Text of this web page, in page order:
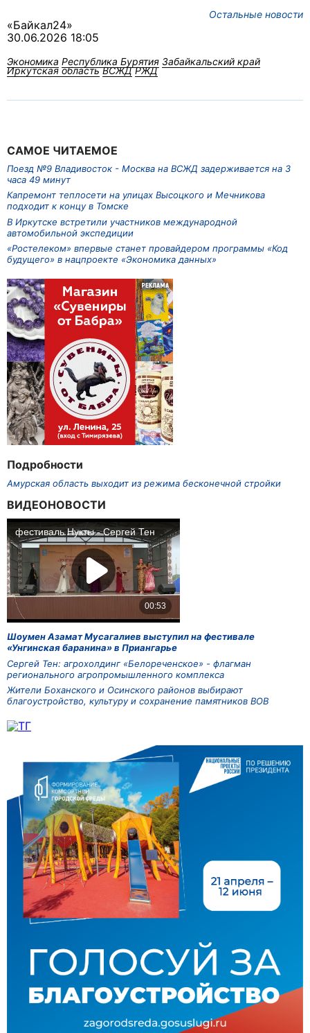
Остальные новости
«Байкал24»
30.06.2026 18:05
Экономика Республика Бурятия Забайкальский край
Иркутская область ВСЖД РЖД
САМОЕ ЧИТАЕМОЕ
Поезд №9 Владивосток - Москва на ВСЖД задерживается на 3
часа 49 минут
Капремонт теплосети на улицах Высоцкого и Мечникова
подходит к концу в Томске
В Иркутске встретили участников международной
автомобильной экспедиции
«Ростелеком» впервые станет провайдером программы «Код
будущего» в нацпроекте «Экономика данных»
Подробности
Амурская область выходит из режима бесконечной стройки
ВИДЕОНОВОСТИ
Шоумен Азамат Мусагалиев выступил на фестивале
«Унгинская баранина» в Приангарье
Сергей Тен: агрохолдинг «Белореченское» - флагман
регионального агропромышленного комплекса
Жители Боханского и Осинского районов выбирают
благоустройство, культуру и сохранение памятников ВОВ